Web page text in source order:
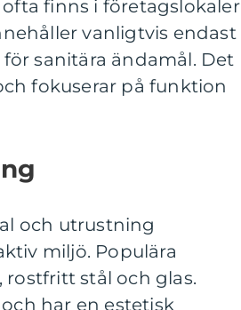
finns i företagslokaler
vanligtvis endast
sanitära ändamål. Det
fokuserar på funktion
och utrustning
miljö. Populära
rostfritt stål och glas.
har en estetisk